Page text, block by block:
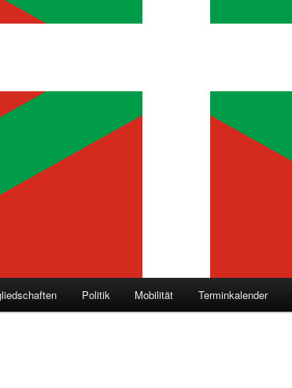
Politik Mobilität Terminkalender